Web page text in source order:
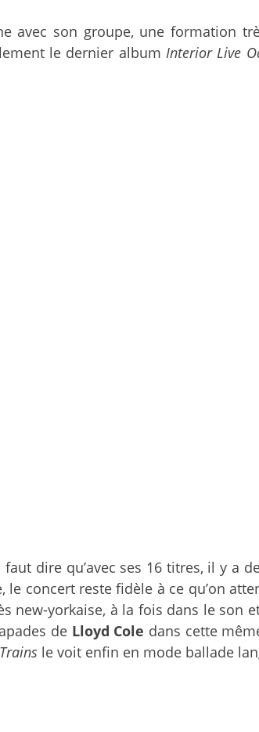
avec son groupe, une formation
le dernier album Interior Live
dire qu’avec ses 16 titres, il y a
concert reste fidèle à ce qu’on
new-yorkaise, à la fois dans le son
de Lloyd Cole dans cette
le voit enfin en mode ballade